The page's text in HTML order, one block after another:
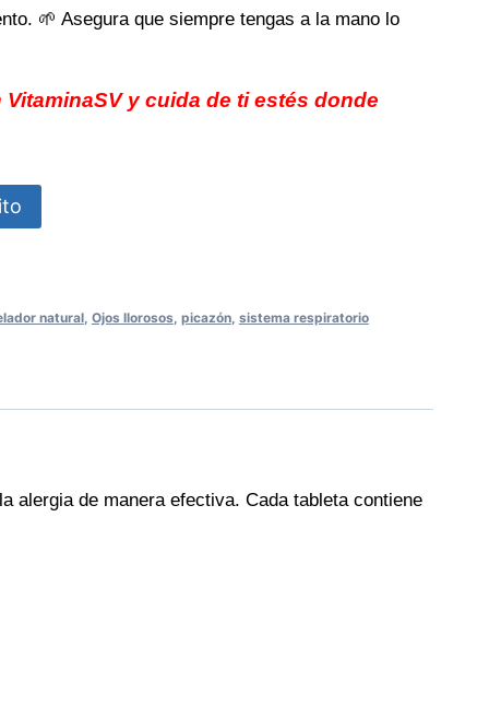
🌱 Asegura que siempre tengas a la mano lo
VitaminaSV y cuida de ti estés donde
natural, Ojos llorosos picazón, sistema respiratorio
alergia de manera efectiva. Cada tableta contiene